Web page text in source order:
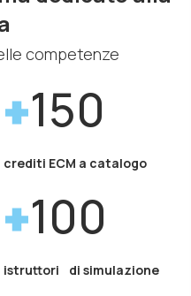
competenze
150
crediti ECM a catalogo
100
istruttori di simulazione